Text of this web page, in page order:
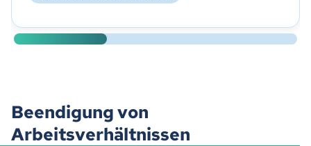
Beendigung von
Arbeitsverhältnissen